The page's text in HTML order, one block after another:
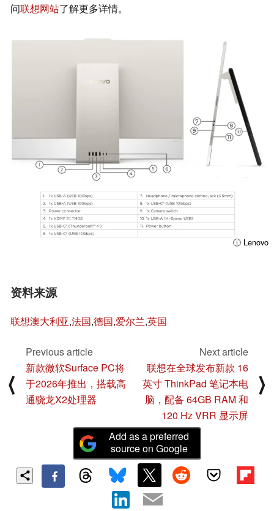
问联想网站了解更多详情。
ⓘ Lenovo
资料来源
联想澳大利亚,法国,德国,爱尔兰,英国
⟨
Previous article
新款微软Surface PC将
于2026年推出，搭载高
通骁龙X2处理器
Next article
联想在全球发布新款 16
英寸 ThinkPad 笔记本电
脑，配备 64GB RAM 和
120 Hz VRR 显示屏
⟩
Add as a preferred
source on Google